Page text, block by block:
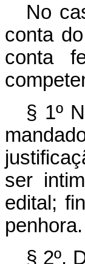
No
conta
conta
§ 1º
ser
edital;
penhora.
§ 2º.